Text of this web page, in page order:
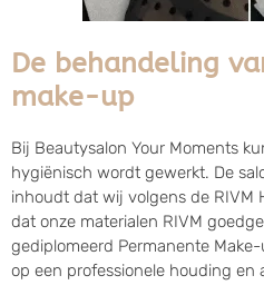
De behandeling
make-up
Bij Beautysalon Your Moments
hygiënisch wordt gewerkt. De
inhoudt dat wij volgens de RIVM
dat onze materialen RIVM
gediplomeerd Permanente
op een professionele houding en